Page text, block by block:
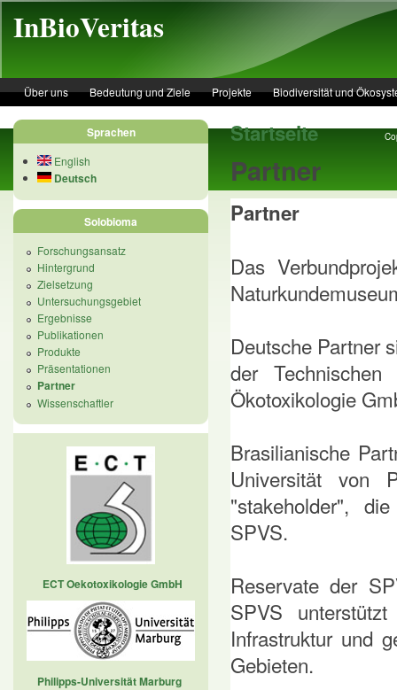
InBioVeritas
Über uns Bedeutung und Ziele Projekte Biodiversität und
Startseite
Partner
Partner
Das
Deutsche Partner
der
Ökotoxikologie
Brasilianische
Universität von
"stakeholder",
SPVS.
Reservate der
SPVS
Infrastruktur und
Gebieten.
Sprachen
English
Deutsch
Solobioma
Forschungsansatz
Hintergrund
Zielsetzung
Untersuchungsgebiet
Ergebnisse
Publikationen
Produkte
Präsentationen
Partner
Wissenschaftler
ECT Oekotoxikologie GmbH
Philipps-Universität Marburg